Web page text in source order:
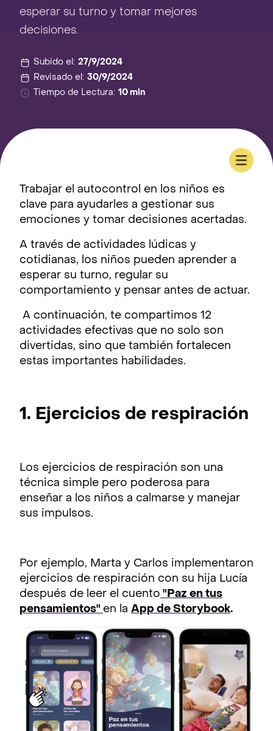
esperar su turno y tomar mejores
decisiones.
Subido el: 27/9/2024
Revisado el: 30/9/2024
Tiempo de Lectura: 10 min
Trabajar el autocontrol en los niños es
clave para ayudarles a gestionar sus
emociones y tomar decisiones acertadas.
A través de actividades lúdicas y
cotidianas, los niños pueden aprender a
esperar su turno, regular su
comportamiento y pensar antes de actuar.
A continuación, te compartimos 12
actividades efectivas que no solo son
divertidas, sino que también fortalecen
estas importantes habilidades.
1. Ejercicios de respiración
Los ejercicios de respiración son una
técnica simple pero poderosa para
enseñar a los niños a calmarse y manejar
sus impulsos.
Por ejemplo, Marta y Carlos implementaron
ejercicios de respiración con su hija Lucía
después de leer el cuento "Paz en tus
pensamientos" en la App de Storybook.